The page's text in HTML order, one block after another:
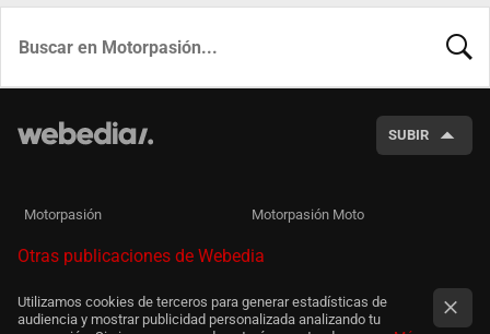
SUBIR
Motorpasión Motorpasión Moto
Otras publicaciones de Webedia
Utilizamos cookies de terceros para generar estadísticas de
audiencia y mostrar publicidad personalizada analizando tu